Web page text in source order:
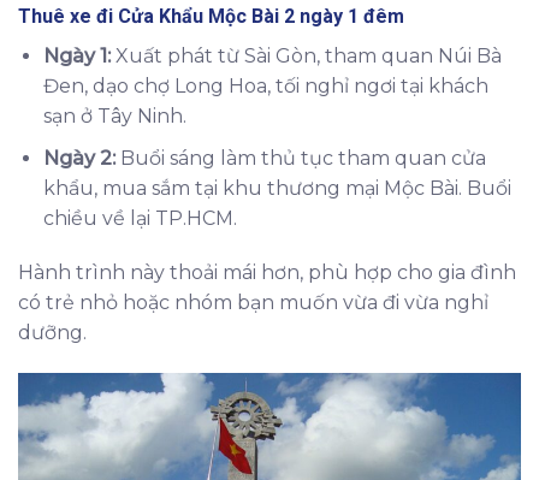
Thuê xe đi Cửa Khẩu Mộc Bài 2 ngày 1 đêm
Ngày 1:Xuất phát từ Sài Gòn, tham quan Núi Bà
Đen, dạo chợ Long Hoa, tối nghỉ ngơi tại khách
sạn ở Tây Ninh.
Ngày 2:Buổi sáng làm thủ tục tham quan cửa
khẩu, mua sắm tại khu thương mại Mộc Bài. Buổi
chiều về lại TP.HCM.
Hành trình này thoải mái hơn, phù hợp cho gia đình
có trẻ nhỏ hoặc nhóm bạn muốn vừa đi vừa nghỉ
dưỡng.